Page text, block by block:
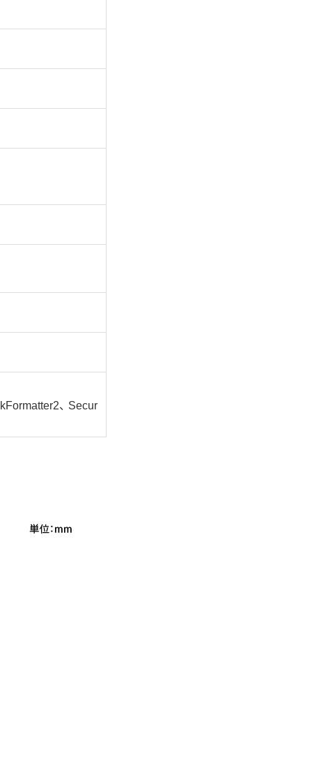
、 Secur